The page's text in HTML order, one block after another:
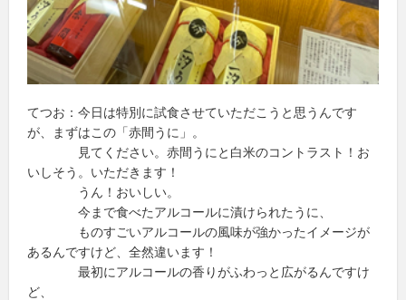
てつお：今日は特別に試食させていただこうと思うんです
が、まずはこの「赤間うに」。
見てください。赤間うにと白米のコントラスト！お
いしそう。いただきます！
うん！おいしい。
今まで食べたアルコールに漬けられたうに、
ものすごいアルコールの風味が強かったイメージが
あるんですけど、全然違います！
最初にアルコールの香りがふわっと広がるんですけ
ど、